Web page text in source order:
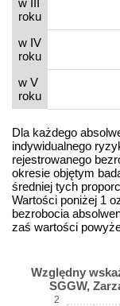
roku
w IV
roku
w V
roku
Dla każdego
indywidualnego
rejestrowanego
okresie objętym
średniej tych
Wartości poniżej 1
bezrobocia
zaś wartości
Względny
SGGW,
2